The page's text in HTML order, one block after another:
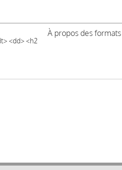
À propos des
<dd> <h2